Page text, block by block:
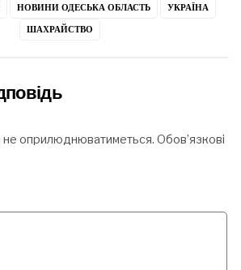
НОВИНИ ОДЕСЬКА ОБЛАСТЬ
УКРАЇНА
ШАХРАЙСТВО
оприлюднюватиметься. Обов’язкові